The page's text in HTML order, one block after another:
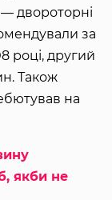
двороторні
за
році, другий
Також
на
якби не